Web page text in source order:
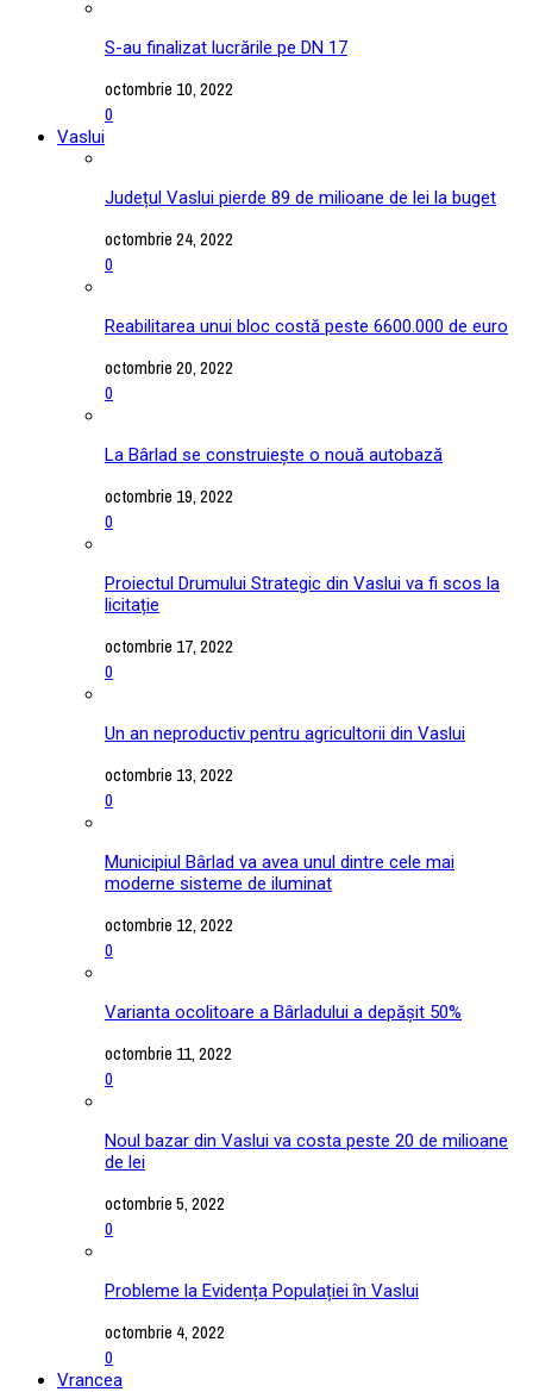
S-au finalizat lucrările pe DN 17
octombrie 10, 2022
0
Vaslui
Județul Vaslui pierde 89 de milioane de lei la buget
octombrie 24, 2022
0
Reabilitarea unui bloc costă peste 6600.000 de euro
octombrie 20, 2022
0
La Bârlad se construiește o nouă autobază
octombrie 19, 2022
0
Proiectul Drumului Strategic din Vaslui va fi scos la
licitație
octombrie 17, 2022
0
Un an neproductiv pentru agricultorii din Vaslui
octombrie 13, 2022
0
Municipiul Bârlad va avea unul dintre cele mai
moderne sisteme de iluminat
octombrie 12, 2022
0
Varianta ocolitoare a Bârladului a depășit 50%
octombrie 11, 2022
0
Noul bazar din Vaslui va costa peste 20 de milioane
de lei
octombrie 5, 2022
0
Probleme la Evidența Populației în Vaslui
octombrie 4, 2022
0
Vrancea